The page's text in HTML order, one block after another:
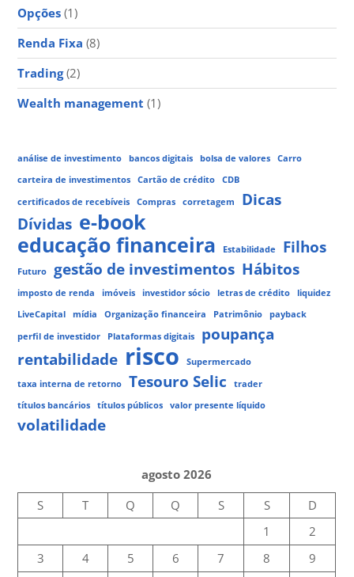
Opções (1)
Renda Fixa (8)
Trading(2)
Wealth management (1)
análise de investimento bancos digitais bolsa de valores
Carro
carteira de investimentos
Cartão de crédito
CDB
certificados de recebíveis
Compras corretagem
Dicas
Dívidas e-book
educação financeira
Estabilidade Filhos
Futuro gestão de investimentos Hábitos
imposto de renda imóveis investidor sócio letras de crédito
liquidez
LiveCapital
mídia Organização financeira Patrimônio
payback
perfil de investidor
Plataformas digitais
poupança
rentabilidade risco
Supermercado
taxa interna de retorno
Tesouro Selic
trader
títulos bancários
títulos públicos valor presente líquido
volatilidade
agosto 2026
S
T Q Q S S
D
1
2
3
4 5 6 7 8
9